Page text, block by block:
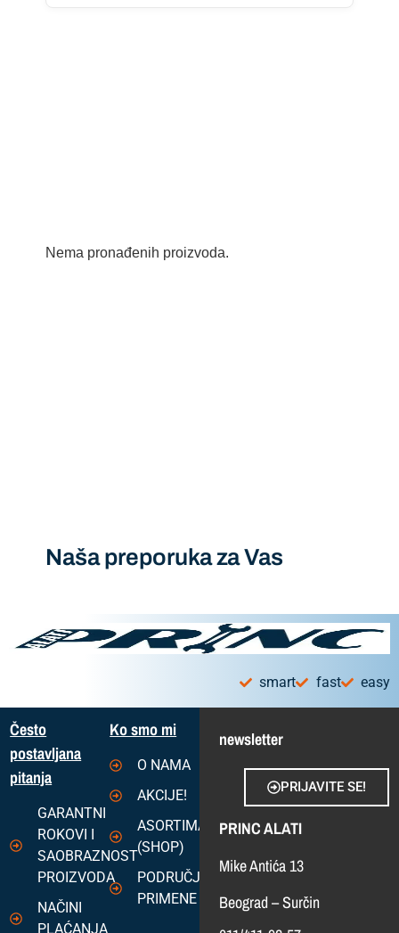
Nema pronađenih proizvoda.
Naša preporuka za Vas
smart fast easy
Često
postavljana
pitanja
GARANTNI
ROKOVI I
SAOBRAZNOST
PROIZVODA
NAČINI
PLAĆANJA
Ko smo mi
O NAMA
AKCIJE!
ASORTIMAN
(SHOP)
PODRUČJA
PRIMENE
newsletter
PRIJAVITE SE!
PRINC ALATI
Mike Antića 13
Beograd – Surčin